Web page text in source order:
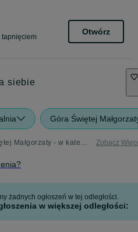
tapnięciem
Otwórz
siebie
Góra Świętej
Dla Ciebie wszystko - Góra Świętej Małgorzaty - w kategorii Wypożyczalnia Zobacz
żadnych ogłoszeń w tej odległości.
w większej odległości: